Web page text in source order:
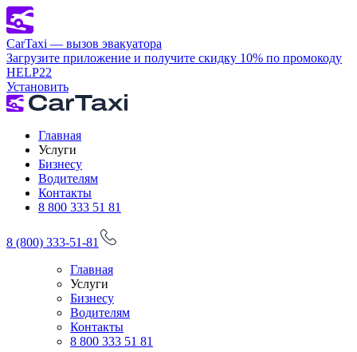
CarTaxi — вызов эвакуатора
Загрузите приложение и получите скидку 10% по промокоду
HELP22
Установить
Главная
Услуги
Бизнесу
Водителям
Контакты
8 800 333 51 81
8 (800) 333-51-81
Главная
Услуги
Бизнесу
Водителям
Контакты
8 800 333 51 81